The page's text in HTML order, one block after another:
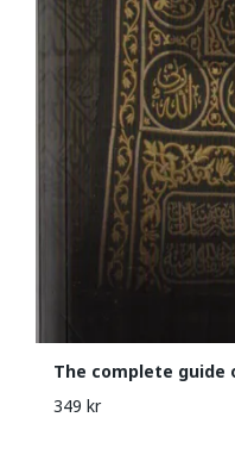
The complete guide
349 kr